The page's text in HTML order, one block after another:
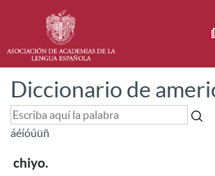
Diccionario de
áéíóúüñ
chiyo.